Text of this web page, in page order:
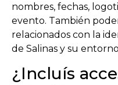
nombres, fechas,
evento. También
relacionados con la
de Salinas y su
¿Incluís